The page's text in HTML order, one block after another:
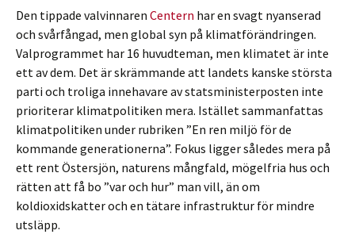
Den tippade valvinnaren Centern har en svagt nyanserad
och svårfångad, men global syn på klimatförändringen.
Valprogrammet har 16 huvudteman, men klimatet är inte
ett av dem. Det är skrämmande att landets kanske största
parti och troliga innehavare av statsministerposten inte
prioriterar klimatpolitiken mera. Istället sammanfattas
klimatpolitiken under rubriken ”En ren miljö för de
kommande generationerna”. Fokus ligger således mera på
ett rent Östersjön, naturens mångfald, mögelfria hus och
rätten att få bo ”var och hur” man vill, än om
koldioxidskatter och en tätare infrastruktur för mindre
utsläpp.